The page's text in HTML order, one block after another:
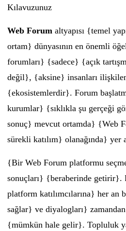
Kılavuzunuz
Web Forum altyapısı {temel
ortam} dünyasının en önemli
forumları} {sadece} {açık
değil}, {aksine} insanları
{ekosistemlerdir}. Forum
kurumlar} {sıklıkla şu gerçeği
sonuç} mevcut ortamda} {Web
sürekli katılım} olanağında} yer
{Bir Web Forum platformu
sonuçları} {beraberinde getirir}.
platform katılımcılarına} her an
sağlar} ve diyalogları}
{mümkün hale gelir}. Topluluk